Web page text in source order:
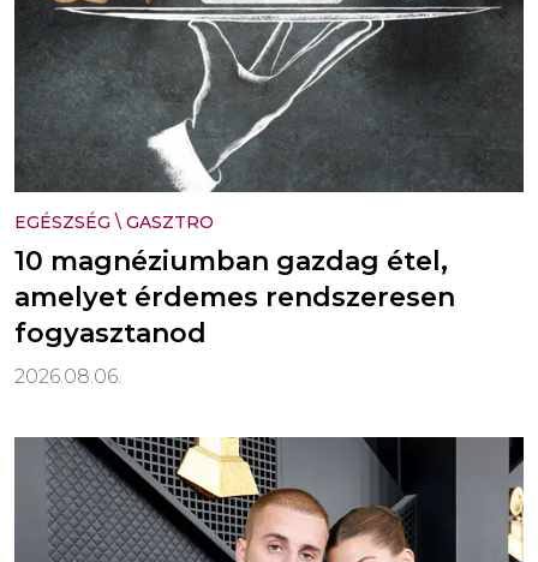
EGÉSZSÉG \ GASZTRO
10 magnéziumban gazdag étel,
amelyet érdemes rendszeresen
fogyasztanod
2026.08.06.